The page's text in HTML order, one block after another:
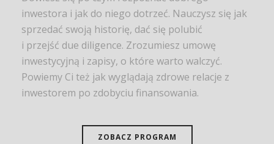
inwestora i jak do niego dotrzeć. Nauczysz się jak
sprzedać swoją historię, dać się polubić
i przejść due diligence. Zrozumiesz umowę
inwestycyjną i zapisy, o które warto walczyć.
Powiemy Ci też jak wyglądają zdrowe relacje z
inwestorem po zdobyciu finansowania.
ZOBACZ PROGRAM